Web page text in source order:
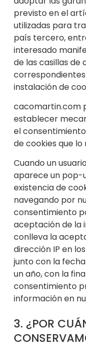
previsto en el
utilizadas para
país tercero,
interesado
de las casillas de
instalación de
cacomartin.com
establecer
el
de cookies que lo
Cuando un
aparece un pop-
existencia de
navegando por
consentimiento
aceptación de la
conlleva la
dirección IP en
junto con la
un año, con la
consentimiento
información en
3. ¿POR